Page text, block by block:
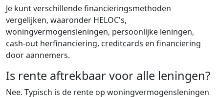
Je kunt verschillende financieringsmethoden
vergelijken, waaronder HELOC's,
woningvermogensleningen, persoonlijke leningen,
cash-out herfinanciering, creditcards en financiering
door aannemers.
Is rente aftrekbaar voor alle leningen?
Nee. Typisch is de rente op woningvermogensleningen